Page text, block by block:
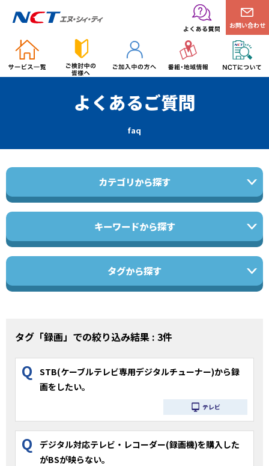
お問い合わせ
よくあるご質問
faq
カテゴリから探す
キーワードから探す
タグから探す
タグ「録画」での絞り込み結果 : 3件
Q
STB(ケーブルテレビ専用デジタルチューナー)から録
画をしたい。
テレビ
Q
デジタル対応テレビ・レコーダー(録画機)を購入した
がBSが映らない。